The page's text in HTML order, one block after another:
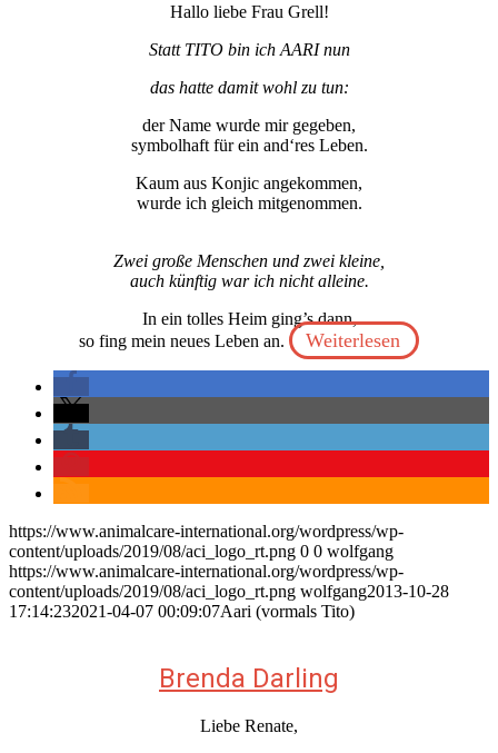
Hallo liebe Frau Grell!
Statt TITO bin ich AARI nun
das hatte damit wohl zu tun:
der Name wurde mir gegeben,
symbolhaft für ein and‘res Leben.
Kaum aus Konjic angekommen,
wurde ich gleich mitgenommen.
Zwei große Menschen und zwei kleine,
auch künftig war ich nicht alleine.
In ein tolles Heim ging’s dann,
so fing mein neues Leben an.
Weiterlesen
https://www.animalcare-international.org/wordpress/wp-
content/uploads/2019/08/aci_logo_rt.png 0 0 wolfgang
https://www.animalcare-international.org/wordpress/wp-
content/uploads/2019/08/aci_logo_rt.png wolfgang2013-10-28
17:14:232021-04-07 00:09:07Aari (vormals Tito)
Brenda Darling
Liebe Renate,